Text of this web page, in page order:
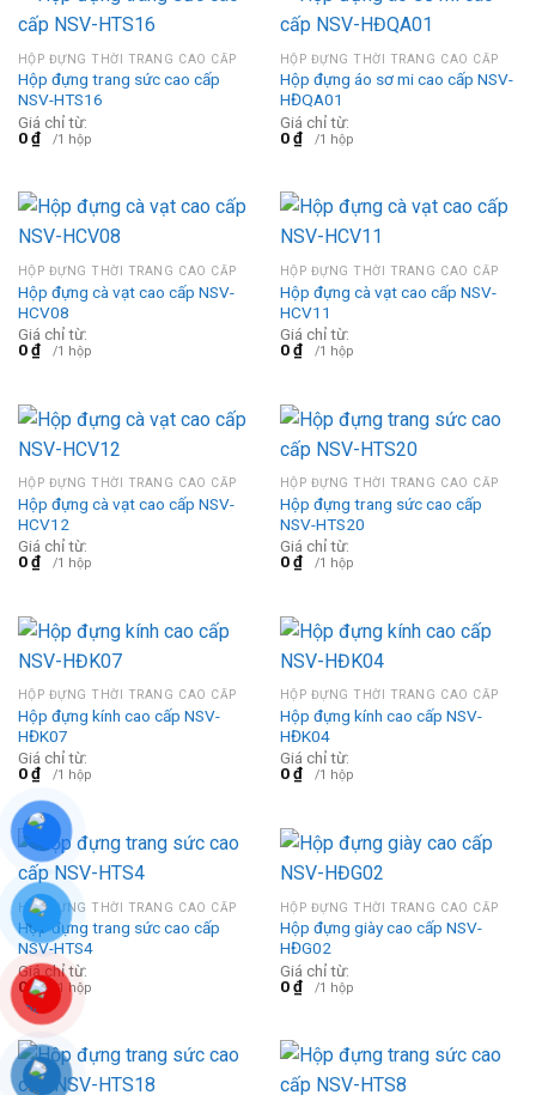
HỘP ĐỰNG THỜI TRANG CAO CẤP
Hộp đựng trang sức cao cấp
NSV-HTS16
Giá chỉ từ:
0₫ /1 hộp
HỘP ĐỰNG THỜI TRANG CAO CẤP
Hộp đựng áo sơ mi cao cấp NSV-
HĐQA01
Giá chỉ từ:
0₫ /1 hộp
HỘP ĐỰNG THỜI TRANG CAO CẤP
Hộp đựng cà vạt cao cấp NSV-
HCV08
Giá chỉ từ:
0₫ /1 hộp
HỘP ĐỰNG THỜI TRANG CAO CẤP
Hộp đựng cà vạt cao cấp NSV-
HCV11
Giá chỉ từ:
0₫ /1 hộp
HỘP ĐỰNG THỜI TRANG CAO CẤP
Hộp đựng cà vạt cao cấp NSV-
HCV12
Giá chỉ từ:
0₫ /1 hộp
HỘP ĐỰNG THỜI TRANG CAO CẤP
Hộp đựng trang sức cao cấp
NSV-HTS20
Giá chỉ từ:
0₫ /1 hộp
HỘP ĐỰNG THỜI TRANG CAO CẤP
Hộp đựng kính cao cấp NSV-
HĐK07
Giá chỉ từ:
0₫ /1 hộp
HỘP ĐỰNG THỜI TRANG CAO CẤP
Hộp đựng kính cao cấp NSV-
HĐK04
Giá chỉ từ:
0₫ /1 hộp
HỘP ĐỰNG THỜI TRANG CAO CẤP
Hộp đựng trang sức cao cấp
NSV-HTS4
Giá chỉ từ:
0₫ /1 hộp
HỘP ĐỰNG THỜI TRANG CAO CẤP
Hộp đựng giày cao cấp NSV-
HĐG02
Giá chỉ từ:
0₫ /1 hộp